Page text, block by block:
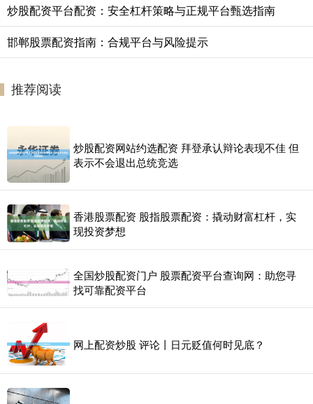
炒股配资平台配资：安全杠杆策略与正规平台甄选指南
邯郸股票配资指南：合规平台与风险提示
推荐阅读
炒股配资网站约选配资 拜登承认辩论表现不佳 但
表示不会退出总统竞选
香港股票配资 股指股票配资：撬动财富杠杆，实
现投资梦想
全国炒股配资门户 股票配资平台查询网：助您寻
找可靠配资平台
网上配资炒股 评论丨日元贬值何时见底？